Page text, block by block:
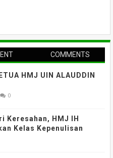
COMMENTS
HMJ UIN ALAUDDIN
0
Keresahan, HMJ IH
Kelas Kepenulisan